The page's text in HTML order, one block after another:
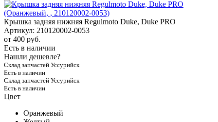
Крышка задняя нижняя Regulmoto Duke, Duke PRO
Артикул: 210120002-0053
от 400 руб.
Есть в наличии
Нашли дешевле?
Склад запчастей Уссурийск
Есть в наличии
Склад запчастей Уссурийск
Есть в наличии
Цвет
Оранжевый